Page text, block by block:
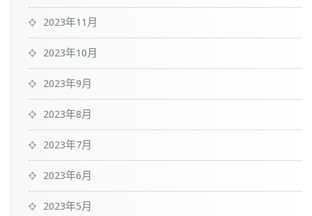
2023年11月
2023年10月
2023年9月
2023年8月
2023年7月
2023年6月
2023年5月